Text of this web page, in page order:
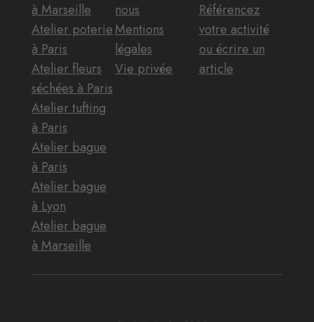
à Marseille
Atelier poterie
à Paris
Atelier fleurs
séchées à Paris
Atelier tufting
à Paris
Atelier bague
à Paris
Atelier bague
à Lyon
Atelier bague
à Marseille
nous
Mentions
légales
Vie privée
Référencez
votre activité
ou écrire un
article